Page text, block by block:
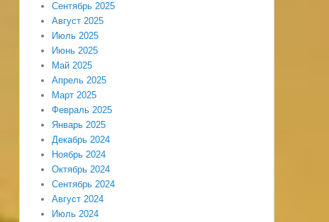
Сентябрь 2025
Август 2025
Июль 2025
Июнь 2025
Май 2025
Апрель 2025
Март 2025
Февраль 2025
Январь 2025
Декабрь 2024
Ноябрь 2024
Октябрь 2024
Сентябрь 2024
Август 2024
Июль 2024